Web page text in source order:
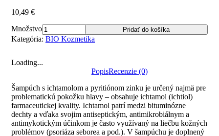
10,49 €
Množstvo
Pridať do košíka
Kategória: BIO Kozmetika
Loading...
PopisRecenzie (0)
Šampúch s ichtamolom a pyritiónom zinku je určený najmä pre
problematickú pokožku hlavy – obsahuje ichtamol (ichtiol)
farmaceutickej kvality. Ichtamol patrí medzi bituminózne
dechty a vďaka svojim antiseptickým, antimikrobiálnym a
antimykotickým účinkom je často využívaný na liečbu kožných
problémov (psoriáza seborea a pod.). V šampúchu je doplnený